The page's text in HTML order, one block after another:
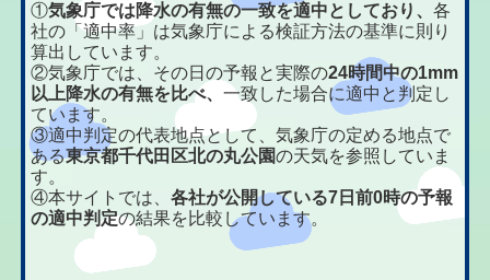
①気象庁では降水の有無の一致を適中としており、各
社の「適中率」は気象庁による検証方法の基準に則り
算出しています。
②気象庁では、その日の予報と実際の24時間中の1mm
以上降水の有無を比べ、一致した場合に適中と判定し
ています。
③適中判定の代表地点として、気象庁の定める地点で
ある東京都千代田区北の丸公園の天気を参照していま
す。
④本サイトでは、各社が公開している7日前0時の予報
の適中判定の結果を比較しています。